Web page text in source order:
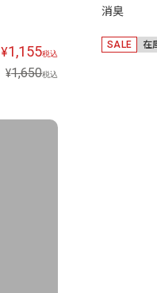
¥1,155税込
¥1,650税込
消臭
SALE 在